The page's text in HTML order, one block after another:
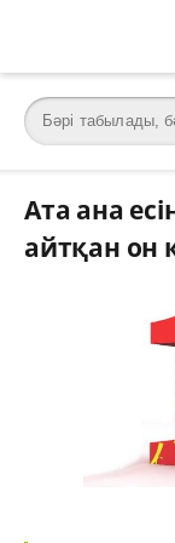
Ата ана
айтқан он